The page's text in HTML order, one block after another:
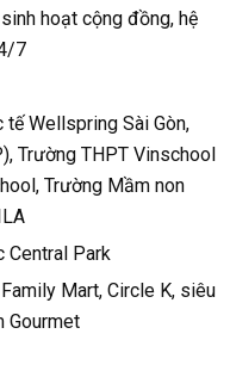
hoạt cộng đồng, hệ
7
tế Wellspring Sài Gòn,
Trường THPT Vinschool
Trường Mầm non
Central Park
Mart, Circle K, siêu
Gourmet